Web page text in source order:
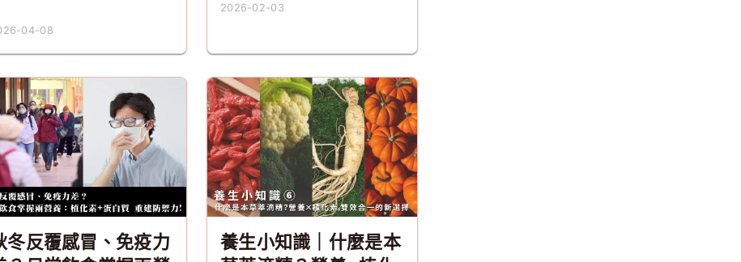
04-08
2026-02-03
冬反覆感冒、免疫力
養生小知識｜什麼是本